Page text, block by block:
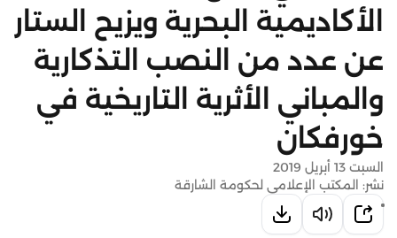
الأكاديمية البحرية ويزيح الستار
عن عدد من النصب التذكارية
والمباني الأثرية التاريخية في
خورفكان
السبت 13 أبريل 2019
نشر: المكتب الإعلامي لحكومة الشارقة